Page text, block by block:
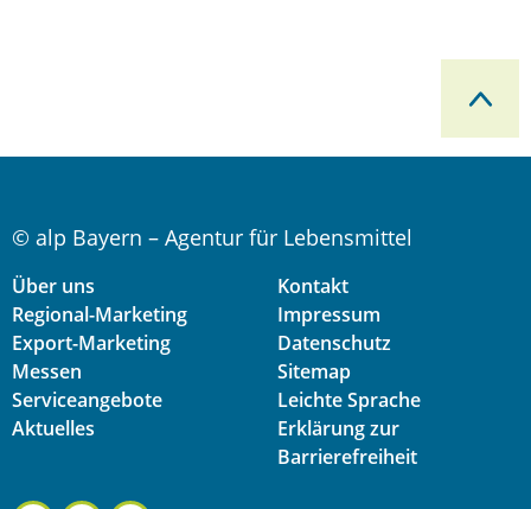
© alp Bayern – Agentur für Lebensmittel
Über uns
Regional-Marketing
Export-Marketing
Messen
Serviceangebote
Aktuelles
Kontakt
Impressum
Datenschutz
Sitemap
Leichte Sprache
Erklärung zur
Barrierefreiheit